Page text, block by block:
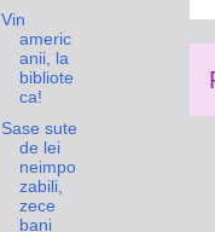
Vin
americ
anii, la
bibliote
ca!
Sase sute
de lei
neimpo
zabili,
zece
bani